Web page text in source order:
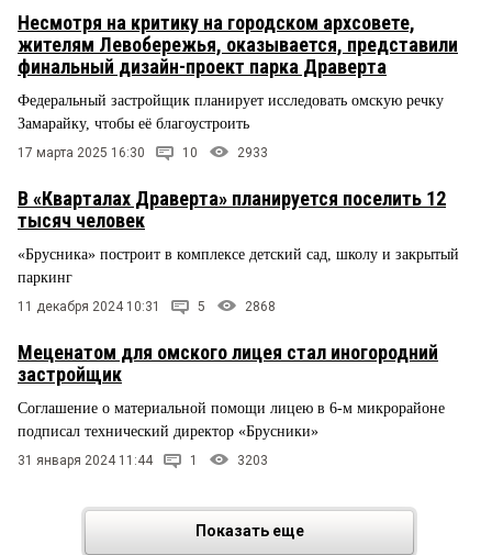
Несмотря на критику на городском архсовете,
жителям Левобережья, оказывается, представили
финальный дизайн-проект парка Драверта
Федеральный застройщик планирует исследовать омскую речку
Замарайку, чтобы её благоустроить
17 марта 2025 16:30 10 2933
В «Кварталах Драверта» планируется поселить 12
тысяч человек
«Брусника» построит в комплексе детский сад, школу и закрытый
паркинг
11 декабря 2024 10:31 5 2868
Меценатом для омского лицея стал иногородний
застройщик
Соглашение о материальной помощи лицею в 6-м микрорайоне
подписал технический директор «Брусники»
31 января 2024 11:44 1 3203
Показать еще